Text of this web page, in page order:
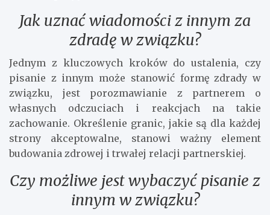
Jak uznać wiadomości z innym za
zdradę w związku?
Jednym z kluczowych kroków do ustalenia, czy
pisanie z innym może stanowić formę zdrady w
związku, jest porozmawianie z partnerem o
własnych odczuciach i reakcjach na takie
zachowanie. Określenie granic, jakie są dla każdej
strony akceptowalne, stanowi ważny element
budowania zdrowej i trwałej relacji partnerskiej.
Czy możliwe jest wybaczyć pisanie z
innym w związku?